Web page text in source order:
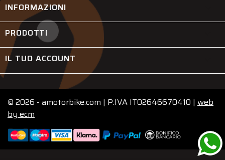
INFORMAZIONI
PRODOTTI
IL TUO ACCOUNT
© 2026 - amotorbike.com | P.IVA IT02646670410 | web
by ecm